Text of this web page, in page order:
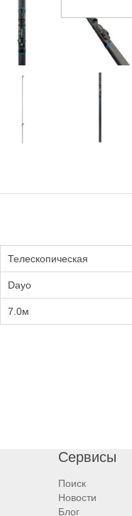
Телескопическая
Dayo
7.0м
Сервисы
Поиск
Новости
Блог